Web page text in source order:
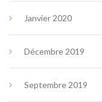
Janvier 2020
Décembre 2019
Septembre 2019